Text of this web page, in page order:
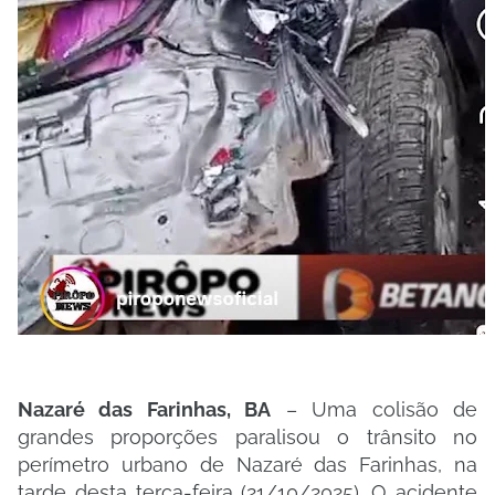
Nazaré das Farinhas, BA – Uma colisão de
grandes proporções paralisou o trânsito no
perímetro urbano de Nazaré das Farinhas, na